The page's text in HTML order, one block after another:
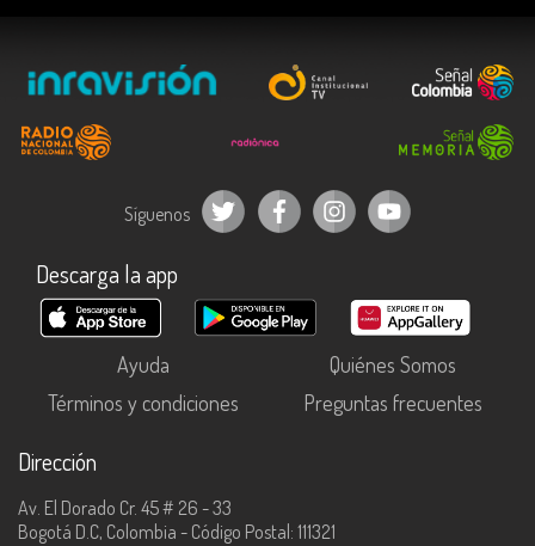
Síguenos
Descarga la app
Ayuda
Quiénes Somos
Términos y condiciones
Preguntas frecuentes
Dirección
Av. El Dorado Cr. 45 # 26 - 33
Bogotá D.C, Colombia - Código Postal: 111321